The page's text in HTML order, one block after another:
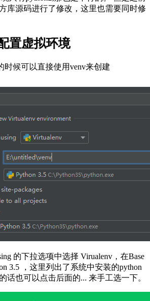
库源码进行了修改，这里也需要同时修
置虚拟环境
时候可以直接使用venv来创建
的下拉选项中选择 Virualenv，在Base
3.5 ，这里列出了系统中安装的python
话也可以点击后面的... 来手工选一下。